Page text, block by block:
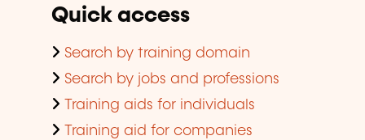
Quick access
Search by training domain
Search by jobs and professions
Training aids for individuals
Training aid for companies